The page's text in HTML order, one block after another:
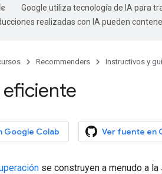
Google utiliza tecnología de IA para
realizadas con IA pueden
Recommenders Instructivos y
eficiente
Google Colab Ver fuente en
se construyen a menudo a